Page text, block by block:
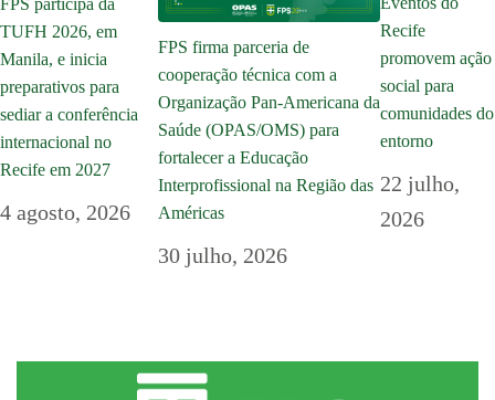
FPS participa da
TUFH 2026, em
Manila, e inicia
preparativos para
sediar a conferência
internacional no
Recife em 2027
4 agosto, 2026
FPS firma parceria de
cooperação técnica com a
Organização Pan-Americana da
Saúde (OPAS/OMS) para
fortalecer a Educação
Interprofissional na Região das
Américas
30 julho, 2026
Recife
promovem ação
social para
comunidades do
entorno
22 julho,
2026